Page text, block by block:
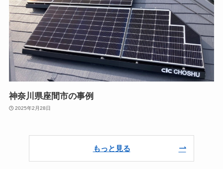
神奈川県座間市の事例
2025年2月28日
もっと見る